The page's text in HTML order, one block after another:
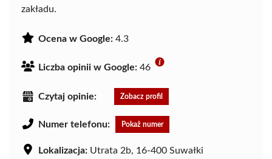
zakładu.
Ocena w Google: 4.3
Liczba opinii w Google: 46
Czytaj opinie: Zobacz profil
Numer telefonu: Pokaż numer
Lokalizacja: Utrata 2b, 16-400 Suwałki